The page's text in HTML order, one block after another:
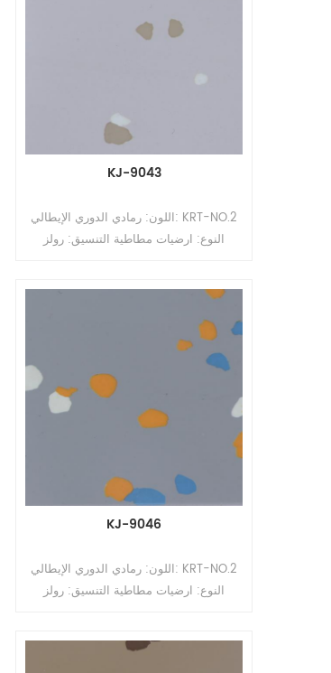
KJ-9043
اللون: رمادي الدوري الإيطالي: KRT-NO.2
النوع: ارضيات مطاطية التنسيق: رولز
KJ-9046
اللون: رمادي الدوري الإيطالي: KRT-NO.2
النوع: ارضيات مطاطية التنسيق: رولز